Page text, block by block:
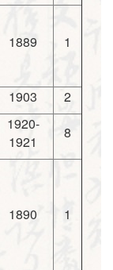
1889 1
1903
2
1920-
1921
8
1890 1